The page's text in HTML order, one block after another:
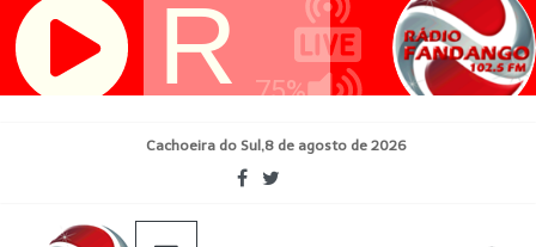
Pular
para
Cachoeira do Sul,8 de agosto de 2026